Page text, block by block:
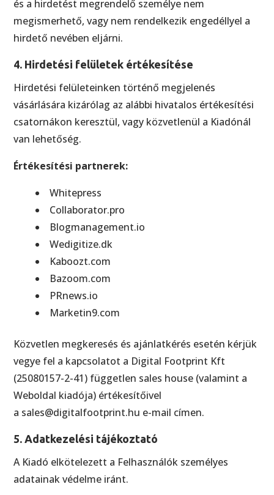
és a hirdetést megrendelő személye nem
megismerhető, vagy nem rendelkezik engedéllyel a
hirdető nevében eljárni.
4. Hirdetési felületek értékesítése
Hirdetési felületeinken történő megjelenés
vásárlására kizárólag az alábbi hivatalos értékesítési
csatornákon keresztül, vagy közvetlenül a Kiadónál
van lehetőség.
Értékesítési partnerek:
Whitepress
Collaborator.pro
Blogmanagement.io
Wedigitize.dk
Kaboozt.com
Bazoom.com
PRnews.io
Marketin9.com
Közvetlen megkeresés és ajánlatkérés esetén kérjük
vegye fel a kapcsolatot a Digital Footprint Kft
(25080157-2-41) független sales house (valamint a
Weboldal kiadója) értékesítőivel
a sales@digitalfootprint.hu e-mail címen.
5. Adatkezelési tájékoztató
A Kiadó elkötelezett a Felhasználók személyes
adatainak védelme iránt.